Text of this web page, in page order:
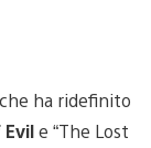
ha ridefinito
Evile “The Lost